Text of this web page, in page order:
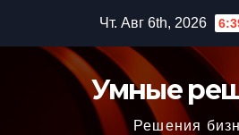
содержимому
Чт. Авг 6th, 2026
Умные
Решения